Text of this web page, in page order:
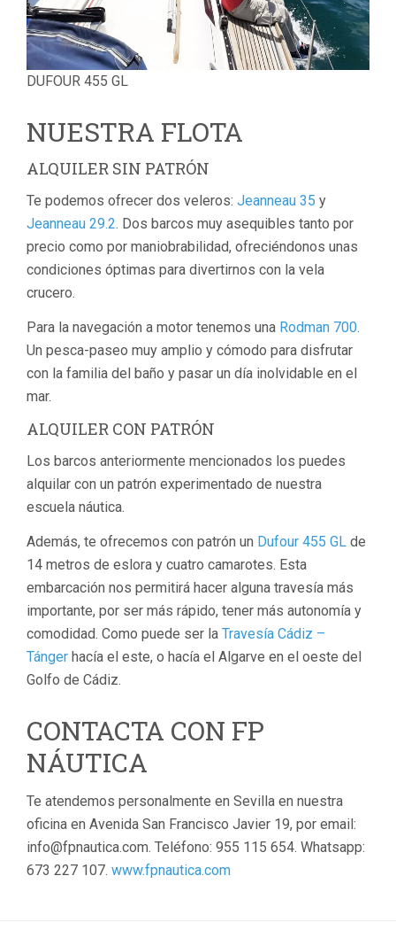
DUFOUR 455 GL
NUESTRA FLOTA
ALQUILER SIN PATRÓN
Te podemos ofrecer dos veleros: Jeanneau 35 y
Jeanneau 29.2. Dos barcos muy asequibles tanto por
precio como por maniobrabilidad, ofreciéndonos unas
condiciones óptimas para divertirnos con la vela
crucero.
Para la navegación a motor tenemos una Rodman 700.
Un pesca-paseo muy amplio y cómodo para disfrutar
con la familia del baño y pasar un día inolvidable en el
mar.
ALQUILER CON PATRÓN
Los barcos anteriormente mencionados los puedes
alquilar con un patrón experimentado de nuestra
escuela náutica.
Además, te ofrecemos con patrón un Dufour 455 GL de
14 metros de eslora y cuatro camarotes. Esta
embarcación nos permitirá hacer alguna travesía más
importante, por ser más rápido, tener más autonomía y
comodidad. Como puede ser la Travesía Cádiz –
Tánger hacía el este, o hacía el Algarve en el oeste del
Golfo de Cádiz.
CONTACTA CON FP
NÁUTICA
Te atendemos personalmente en Sevilla en nuestra
oficina en Avenida San Francisco Javier 19, por email:
info@fpnautica.com. Teléfono: 955 115 654. Whatsapp:
673 227 107. www.fpnautica.com